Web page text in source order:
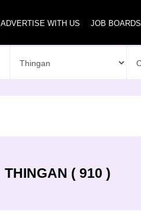
ADVERTISE WITH US JOB BOARDS
THINGAN ( 910 )